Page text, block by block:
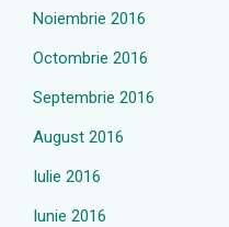
Noiembrie 2016
Octombrie 2016
Septembrie 2016
August 2016
Iulie 2016
Iunie 2016